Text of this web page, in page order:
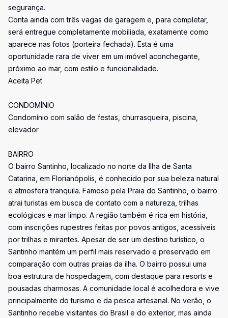
segurança.
Conta ainda com três vagas de garagem e, para completar,
será entregue completamente mobiliada, exatamente como
aparece nas fotos (porteira fechada). Esta é uma
oportunidade rara de viver em um imóvel aconchegante,
próximo ao mar, com estilo e funcionalidade.
Aceita Pet.
CONDOMÍNIO
Condomínio com salão de festas, churrasqueira, piscina,
elevador
BAIRRO
O bairro Santinho, localizado no norte da Ilha de Santa
Catarina, em Florianópolis, é conhecido por sua beleza natural
e atmosfera tranquila. Famoso pela Praia do Santinho, o bairro
atrai turistas em busca de contato com a natureza, trilhas
ecológicas e mar limpo. A região também é rica em história,
com inscrições rupestres feitas por povos antigos, acessíveis
por trilhas e mirantes. Apesar de ser um destino turístico, o
Santinho mantém um perfil mais reservado e preservado em
comparação com outras praias da ilha. O bairro possui uma
boa estrutura de hospedagem, com destaque para resorts e
pousadas charmosas. A comunidade local é acolhedora e vive
principalmente do turismo e da pesca artesanal. No verão, o
Santinho recebe visitantes do Brasil e do exterior, mas ainda